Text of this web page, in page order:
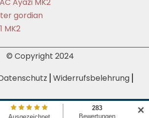
gordian
MK2
© Copyright 2024
Widerrufsbelehrung
Batteriehinweis AGB ✕